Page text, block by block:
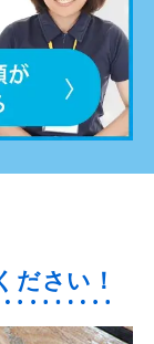
ださい！